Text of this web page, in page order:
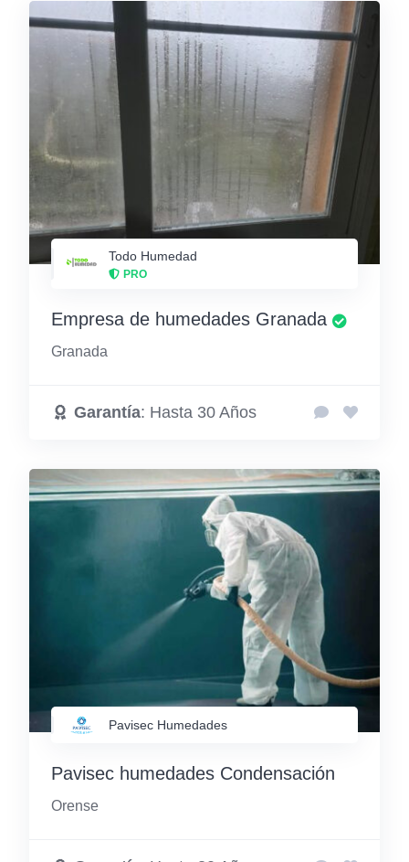
Todo Humedad
PRO
Empresa de humedades Granada
Granada
Garantía: Hasta 30 Años
Pavisec Humedades
Pavisec humedades Condensación
Orense